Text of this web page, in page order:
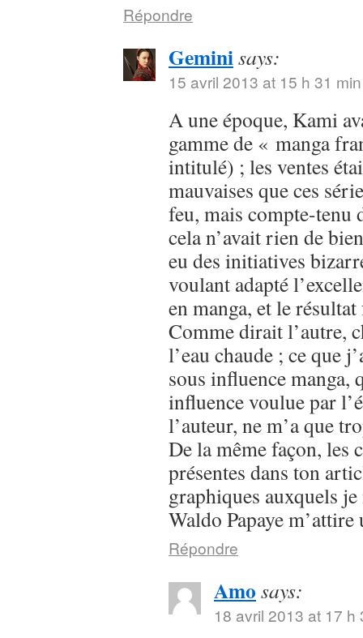
Répondre
Geminisays:
15 avril 2013 at 15 h 31 min
A une époque, Kami
gamme de « manga
intitulé) ; les ventes
mauvaises que ces
feu, mais compte-tenu
cela n’avait rien de
eu des initiatives
voulant adapté
en manga, et le
Comme dirait l’autre,
l’eau chaude ; ce que
sous influence manga,
influence voulue par
l’auteur, ne m’a que
De la même façon, les
présentes dans ton
graphiques auxquels je
Waldo Papaye
Répondre
Amo says:
18 avril 2013 at 17 h